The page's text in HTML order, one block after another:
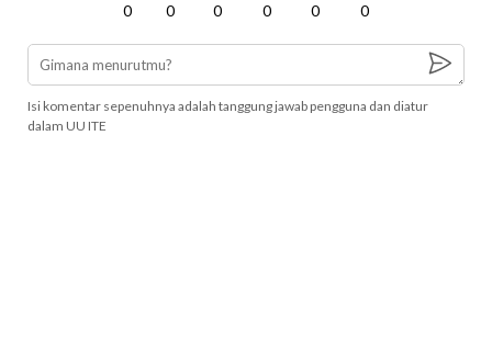
0 0 0 0 0 0
Isi komentar sepenuhnya adalah tanggung jawab pengguna dan diatur
dalam UU ITE